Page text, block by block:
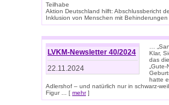
Teilhabe
Aktion Deutschland hilft: Abschlussbericht
Inklusion von Menschen mit
LVKM-Newsletter 40/2024
22.11.2024
…
Klar,
das
hatte
Adlershof – und natürlich nur in schwarz-
Figur ... [ mehr]